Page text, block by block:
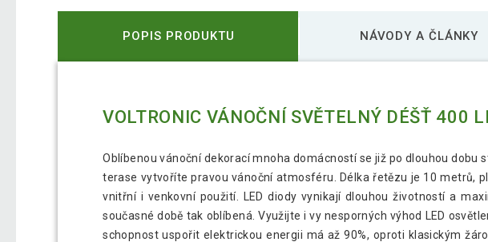
POPIS PRODUKTU NÁVODY A ČLÁNKY
VOLTRONIC VÁNOČNÍ SVĚTELNÝ DÉŠŤ 400
Oblíbenou vánoční dekorací mnoha domácností se již po dlouhou
terase vytvoříte pravou vánoční atmosféru. Délka řetězu je 10 metrů,
vnitřní i venkovní použití. LED diody vynikají dlouhou životností a
současné době tak oblíbená. Využijte i vy nesporných výhod LED
schopnost uspořit elektrickou energii má až 90%, oproti klasickým